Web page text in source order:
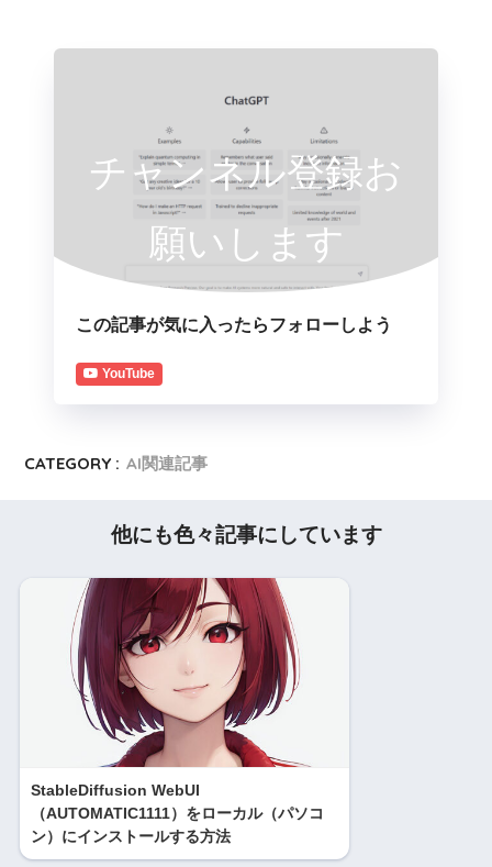
チャンネル登録お
願いします
この記事が気に入ったらフォローしよう
YouTube
CATEGORY : AI関連記事
他にも色々記事にしています
StableDiffusion WebUI
（AUTOMATIC1111）をローカル（パソコ
ン）にインストールする方法